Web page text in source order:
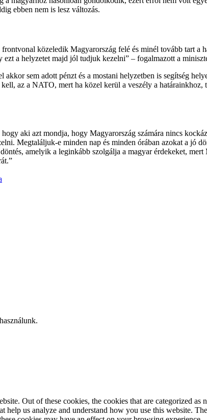
ebben nem is lesz változás.
közeledik Magyarország felé és minél tovább tart a
a helyzetet majd jól tudjuk kezelni” – fogalmazott a
sem adott pénzt és a mostani helyzetben is segítség
az a NATO, mert ha közel kerül a veszély a
aki azt mondja, hogy Magyarország számára nincs
Megtaláljuk-e minden nap és minden órában azokat a jó
amelyik a leginkább szolgálja a magyar érdekeket, mert
Out of these cookies, the cookies that are categorized as
us analyze and understand how you use this website.